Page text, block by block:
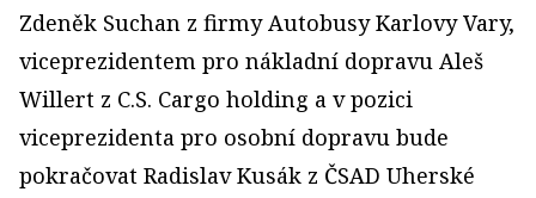
Zdeněk Suchan z firmy Autobusy Karlovy Vary,
viceprezidentem pro nákladní dopravu Aleš
Willert z C.S. Cargo holding a v pozici
viceprezidenta pro osobní dopravu bude
pokračovat Radislav Kusák z ČSAD Uherské